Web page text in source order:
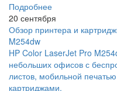
Подробнее
20 сентября
Обзор принтера и
M254dw
HP Color LaserJet Pro
небольших офисов с
листов, мобильной
картриджами.